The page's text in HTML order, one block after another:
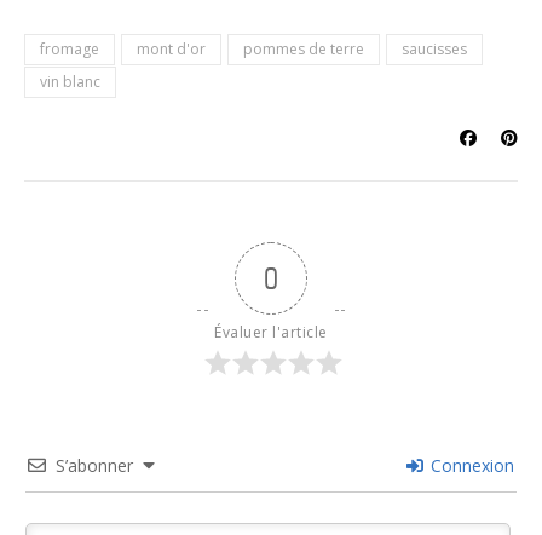
fromage mont d'or pommes de terre
saucisses
vin blanc
0
Évaluer l'article
S’abonner Connexion